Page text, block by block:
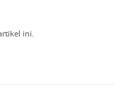
ini.